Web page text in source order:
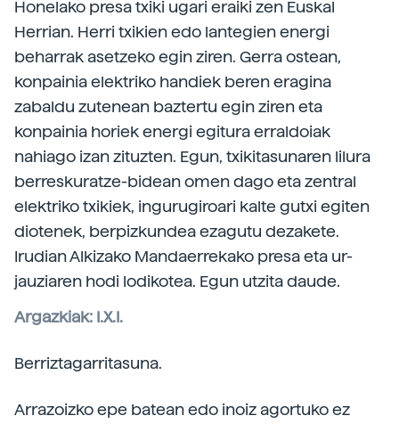
Honelako presa txiki ugari eraiki zen Euskal
Herrian. Herri txikien edo lantegien energi
beharrak asetzeko egin ziren. Gerra ostean,
konpainia elektriko handiek beren eragina
zabaldu zutenean baztertu egin ziren eta
konpainia horiek energi egitura erraldoiak
nahiago izan zituzten. Egun, txikitasunaren lilura
berreskuratze-bidean omen dago eta zentral
elektriko txikiek, ingurugiroari kalte gutxi egiten
diotenek, berpizkundea ezagutu dezakete.
Irudian Alkizako Mandaerrekako presa eta ur-
jauziaren hodi lodikotea. Egun utzita daude.
Argazkiak: I.X.I.
Berriztagarritasuna.
Arrazoizko epe batean edo inoiz agortuko ez